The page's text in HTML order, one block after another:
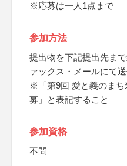
※応募は一人1点まで
参加方法
提出物を下記提出先ま
ァックス・メールにて
※「第9回 愛と義のま
募」と表記すること
参加資格
不問